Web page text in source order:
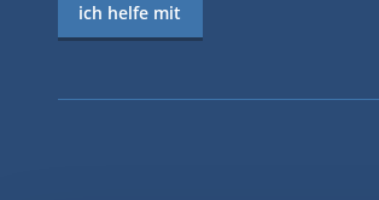
ich helfe mit